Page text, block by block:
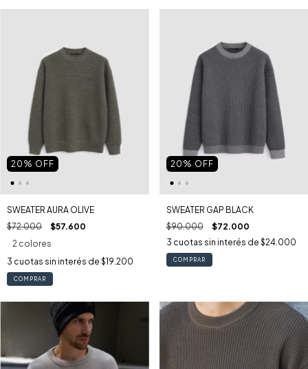
20 % OFF
SWEATER AURA OLIVE
$72.000
$57.600
2 colores
3 cuotas sin interés de $19.200
COMPRAR
20 % OFF
SWEATER GAP BLACK
$90.000
$72.000
3 cuotas sin interés de $24.000
COMPRAR